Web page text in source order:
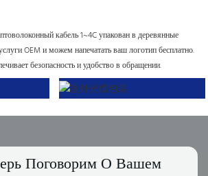
кабель 1~4C упакован в деревянные
OEM и можем напечатать ваш логотип бесплатно.
безопасность и удобство в обращении.
Поговорим О Вашем